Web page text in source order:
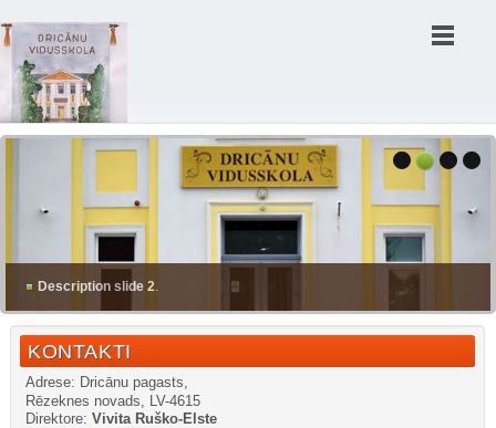
Description slide 2.
KONTAKTI
Adrese: Dricānu pagasts,
Rēzeknes novads, LV-4615
Direktore: Vivita Ruško-Elste